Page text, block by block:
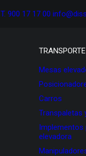
T. 900 17 17 00
Mesas
Carros
Transpaletas
Implementos
elevadora